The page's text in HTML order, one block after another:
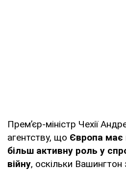
Прем’єр-міністр Чехії
агентству, що Європа має
більш активну роль у
війну, оскільки Вашингтон